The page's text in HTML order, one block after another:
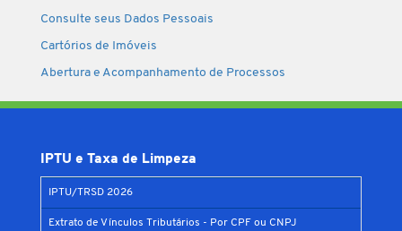
Consulte seus Dados Pessoais
Cartórios de Imóveis
Abertura e Acompanhamento de Processos
IPTU e Taxa de Limpeza
IPTU/TRSD 2026
Extrato de Vínculos Tributários - Por CPF ou CNPJ